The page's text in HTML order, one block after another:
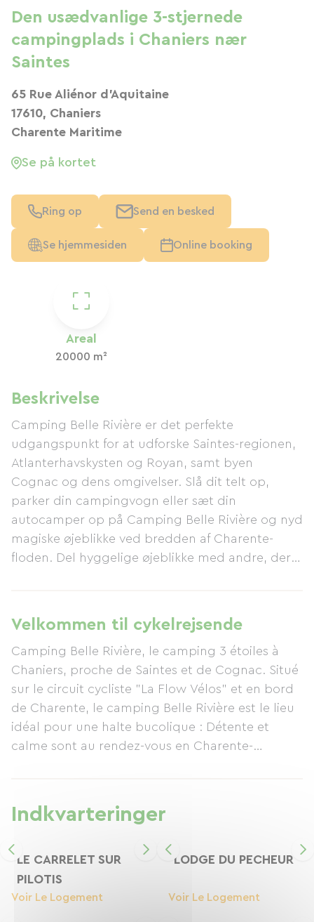
Areal
20000 m²
Beskrivelse
Camping Belle Rivière er det perfekte
udgangspunkt for at udforske Saintes-regionen,
Atlanterhavskysten og Royan, samt byen
Cognac og dens omgivelser. Slå dit telt op,
parker din campingvogn eller sæt din
autocamper op på Camping Belle Rivière og nyd
magiske øjeblikke ved bredden af ​​Charente-
floden. Del hyggelige øjeblikke med andre, der
Denne traditionelle fiskerhytte, en perle i
Charente-Maritime, byder velkommen til 2 til 6
personer i fuld komfort. LE LODGE DU PECHEUR:
Med udsigt over Charente-floden og parken,
omgivet af frodige grønne områder, ligger
denne hytte på pæle mellem 1,50 og 1,80 meter
høj. LE COCO SWEET: Rustik, robust og
komfortabel - lej en Coco Sweet for et unikt
Velkommen til cykelrejsende
Camping Belle Rivière, le camping 3 étoiles à
Chaniers, proche de Saintes et de Cognac. Situé
sur le circuit cycliste "La Flow Vélos" et en bord
de Charente, le camping Belle Rivière est le lieu
idéal pour une halte bucolique : Détente et
calme sont au rendez-vous en Charente-
atlantique mais aussi par l'histoire, omniprésente
dans des villes comme Saintes ou Rochefort,
découverte en découverte, du Mur de
l'Atlantique aux places fortes anglaises de la
guerre de Cent Ans, des immenses plages de
Indkvarteringer
LE CARRELET SUR
PILOTIS
Voir Le Logement
LODGE DU PECHEUR
Voir Le Logement
Den usædvanlige 3-stjernede
campingplads i Chaniers nær
Saintes
65 Rue Aliénor d'Aquitaine
17610, Chaniers
Charente Maritime
Se på kortet
Ring op Send en besked
Se hjemmesiden Online booking